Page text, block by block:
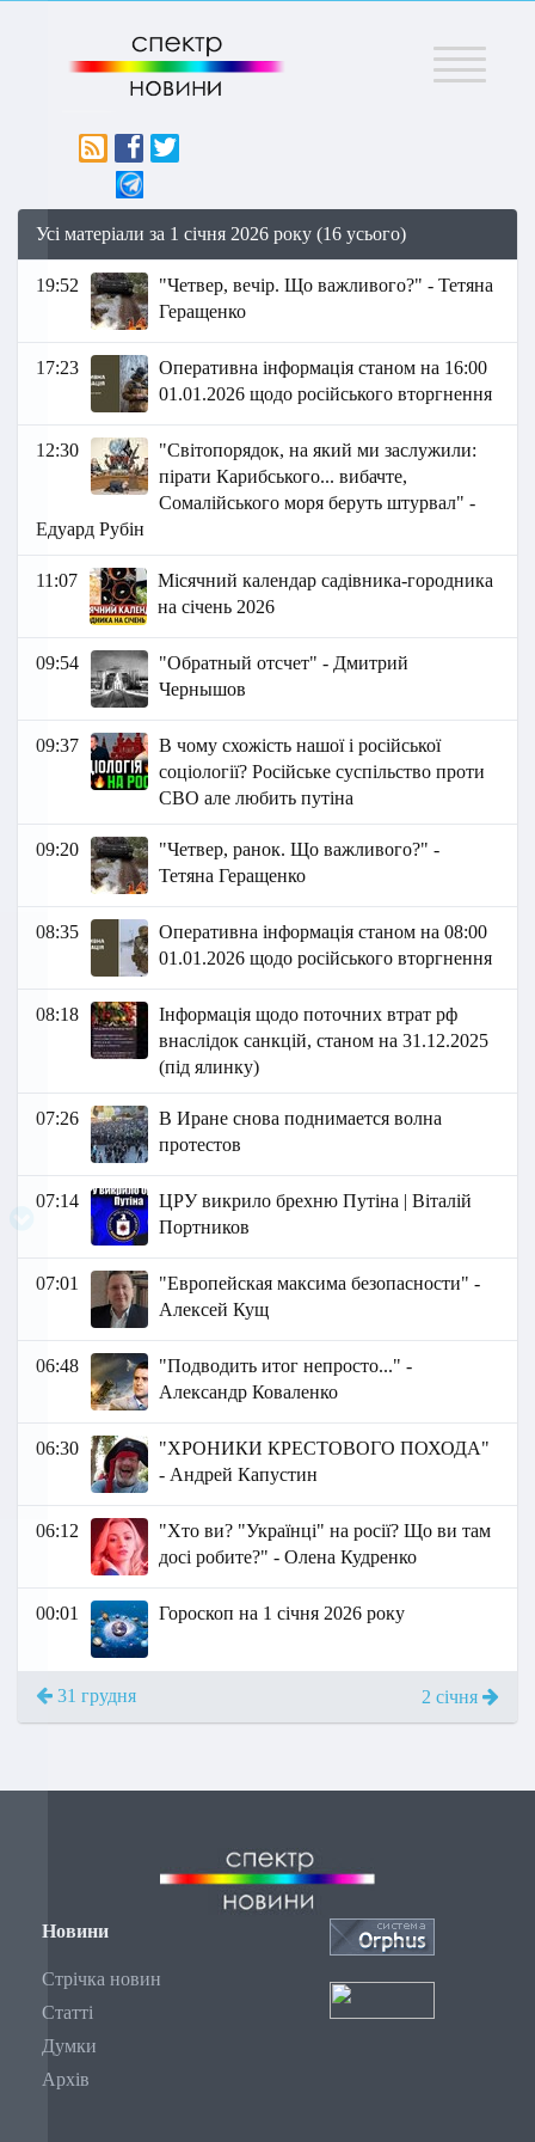
Меню
Усі матеріали за 1 січня 2026 року (16 усього)
19:52
"Четвер, вечір. Що важливого?" - Тетяна
Геращенко
17:23
Оперативна інформація станом на 16:00
01.01.2026 щодо російського вторгнення
12:30
"Світопорядок, на який ми заслужили:
пірати Карибського... вибачте,
Сомалійського моря беруть штурвал" -
Едуард Рубін
11:07
Місячний календар садівника-городника
на січень 2026
09:54
"Обратный отсчет" - Дмитрий
Чернышов
09:37
В чому схожість нашої і російської
соціології? Російське суспільство проти
СВО але любить путіна
09:20
"Четвер, ранок. Що важливого?" -
Тетяна Геращенко
08:35
Оперативна інформація станом на 08:00
01.01.2026 щодо російського вторгнення
08:18
Інформація щодо поточних втрат рф
внаслідок санкцій, станом на 31.12.2025
(під ялинку)
07:26
В Иране снова поднимается волна
протестов
07:14
ЦРУ викрило брехню Путіна | Віталій
Портников
07:01
"Европейская максима безопасности" -
Алексей Кущ
06:48
"Подводить итог непросто..." -
Александр Коваленко
06:30
"ХРОНИКИ КРЕСТОВОГО ПОХОДА"
- Андрей Капустин
06:12
"Хто ви? "Українці" на росії? Що ви там
досі робите?" - Олена Кудренко
00:01 Гороскоп на 1 січня 2026 року
31 грудня 2 січня
Новини
Стрічка новин
Статті
Думки
Архів